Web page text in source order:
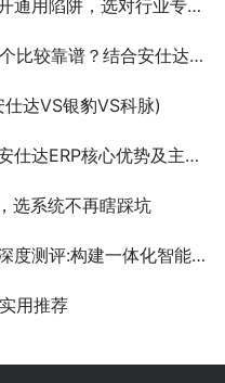
阱，选对行业专属数字化方案
靠谱？结合安仕达实测对比
达VS银豹VS科脉)
核心优势及主流系统对比分析
选系统不再瞎踩坑
评:构建一体化智能订单中心
用推荐